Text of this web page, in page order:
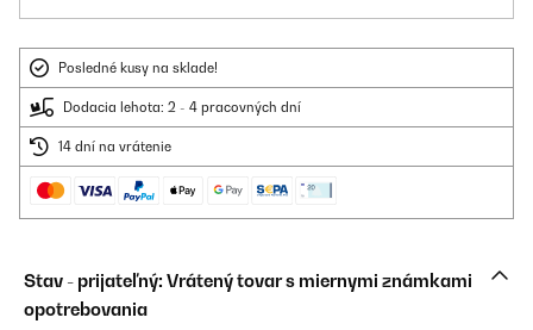
Posledné kusy na sklade!
Dodacia lehota: 2 - 4 pracovných dní
14 dní na vrátenie
Stav - prijateľný: Vrátený tovar s miernymi známkami
opotrebovania